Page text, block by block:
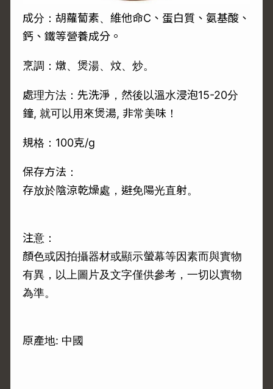
成分：胡蘿蔔素、維他命C、蛋白質、氨基酸、
鈣、鐵等營養成分。
烹調：燉、煲湯、炆、炒。
處理方法：先洗淨，然後以溫水浸泡15-20分
鐘, 就可以用來煲湯, 非常美味！
規格：100克/g
保存方法：
存放於陰涼乾燥處，避免陽光直射。
注意：
顏色或因拍攝器材或顯示螢幕等因素而與實物
有異，以上圖片及文字僅供參考，一切以實物
為準。
原產地: 中國